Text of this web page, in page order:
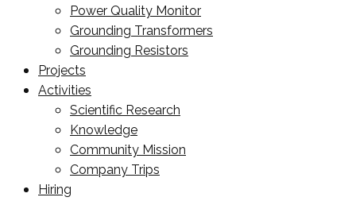
Power Quality Monitor
Grounding Transformers
Grounding Resistors
Projects
Activities
Scientific Research
Knowledge
Community Mission
Company Trips
Hiring